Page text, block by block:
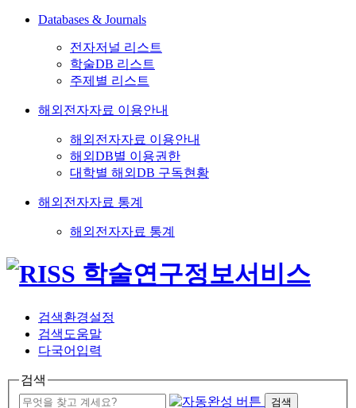
Databases & Journals
전자저널 리스트
학술DB 리스트
주제별 리스트
해외전자자료 이용안내
해외전자자료 이용안내
해외DB별 이용권한
대학별 해외DB 구독현황
해외전자자료 통계
해외전자자료 통계
검색환경설정
검색도움말
다국어입력
검색
검색